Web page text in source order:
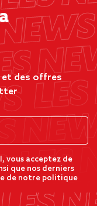
et des offres
vous acceptez de
que nos derniers
de notre politique